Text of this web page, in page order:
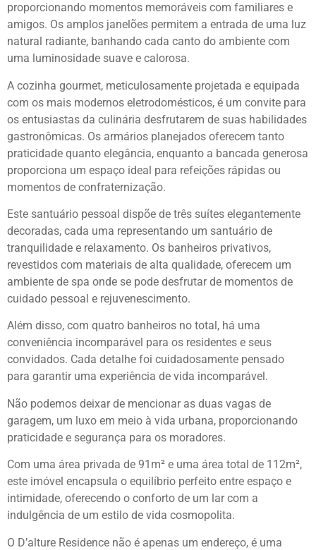
proporcionando momentos memoráveis com familiares e
amigos. Os amplos janelões permitem a entrada de uma luz
natural radiante, banhando cada canto do ambiente com
uma luminosidade suave e calorosa.
A cozinha gourmet, meticulosamente projetada e equipada
com os mais modernos eletrodomésticos, é um convite para
os entusiastas da culinária desfrutarem de suas habilidades
gastronômicas. Os armários planejados oferecem tanto
praticidade quanto elegância, enquanto a bancada generosa
proporciona um espaço ideal para refeições rápidas ou
momentos de confraternização.
Este santuário pessoal dispõe de três suítes elegantemente
decoradas, cada uma representando um santuário de
tranquilidade e relaxamento. Os banheiros privativos,
revestidos com materiais de alta qualidade, oferecem um
ambiente de spa onde se pode desfrutar de momentos de
cuidado pessoal e rejuvenescimento.
Além disso, com quatro banheiros no total, há uma
conveniência incomparável para os residentes e seus
convidados. Cada detalhe foi cuidadosamente pensado
para garantir uma experiência de vida incomparável.
Não podemos deixar de mencionar as duas vagas de
garagem, um luxo em meio à vida urbana, proporcionando
praticidade e segurança para os moradores.
Com uma área privada de 91m² e uma área total de 112m²,
este imóvel encapsula o equilíbrio perfeito entre espaço e
intimidade, oferecendo o conforto de um lar com a
indulgência de um estilo de vida cosmopolita.
O D’alture Residence não é apenas um endereço, é uma